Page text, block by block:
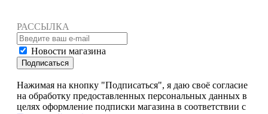
РАССЫЛКА
Новости магазина
Подписаться
Нажимая на кнопку "Подписаться", я даю своё согласие
на обработку предоставленных персональных данных в
целях оформление подписки магазина в соответствии с